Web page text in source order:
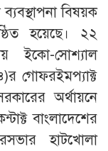
বিষয়ক
হয়েছে। ২২
ইকো-সোশ্যাল
গোফরইমপ্যাক্ট
অর্থায়নে
বাংলাদেশের
হাটখোলা